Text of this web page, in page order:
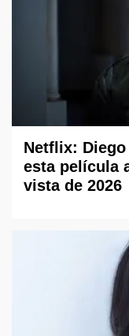
Netflix:
esta película
vista de 2026